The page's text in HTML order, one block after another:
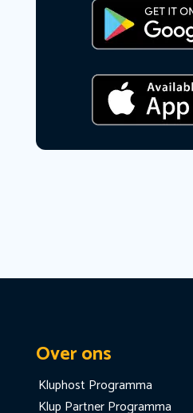
Over ons
Kluphost Programma
Klup Partner Programma